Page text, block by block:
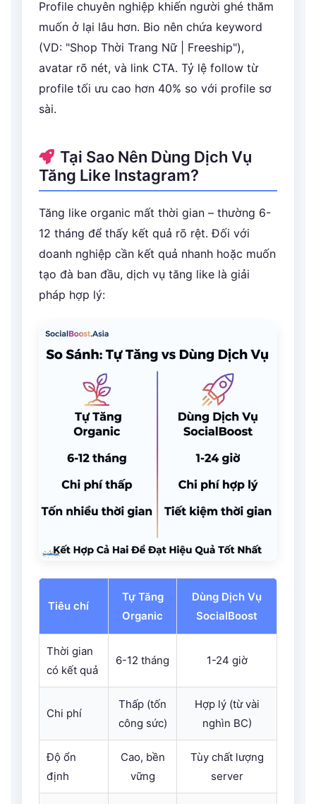
Profile chuyên nghiệp khiến người ghé thăm
muốn ở lại lâu hơn. Bio nên chứa keyword
(VD: "Shop Thời Trang Nữ | Freeship"),
avatar rõ nét, và link CTA. Tỷ lệ follow từ
profile tối ưu cao hơn 40% so với profile sơ
sài.
Tại Sao Nên Dùng Dịch Vụ
Tăng Like Instagram?
Tăng like organic mất thời gian – thường 6-
12 tháng để thấy kết quả rõ rệt. Đối với
doanh nghiệp cần kết quả nhanh hoặc muốn
tạo đà ban đầu, dịch vụ tăng like là giải
pháp hợp lý:
Tiêu chí
Tự Tăng
Organic
Dùng Dịch Vụ
SocialBoost
Thời gian
có kết quả
6-12 tháng 1-24 giờ
Chi phí
Thấp (tốn
công sức)
Hợp lý (từ vài
nghìn BC)
Độ ổn
định
Cao, bền
vững
Tùy chất lượng
server